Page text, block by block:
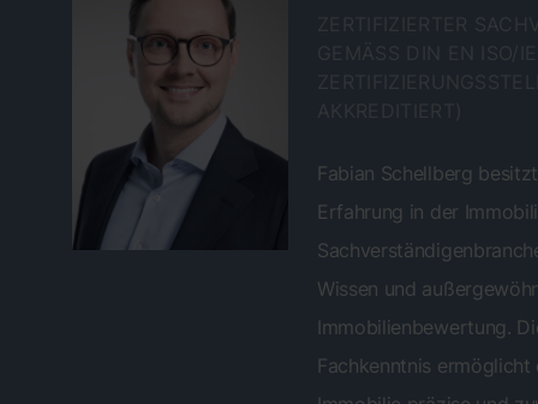
Fabian Schellberg
Erfahrung in der
Wissen und
Immobilienbewertung.
Fachkenntnis ermöglicht